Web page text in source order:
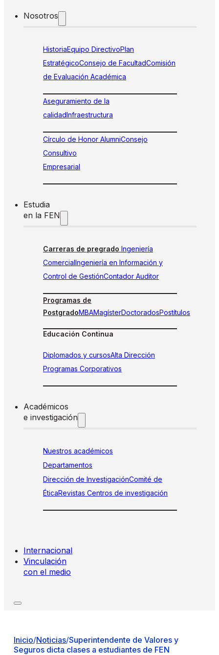
Nosotros
HistoriaEquipo DirectivoPlan
EstratégicoConsejo de FacultadComisión
de Evaluación Académica
Aseguramiento de la
calidadInfraestructura
Círculo de Honor AlumniConsejo
Consultivo
Empresarial
Estudia
en la FEN
Carreras de pregrado Ingeniería
ComercialIngeniería en Información y
Control de GestiónContador Auditor
Programas de
PostgradoMBAMagísterDoctoradosPostítulos
Educación Continua
Diplomados y cursosAlta Dirección
Programas Corporativos
Académicos
e investigación
Nuestros académicos
Departamentos
Dirección de InvestigaciónComité de
ÉticaRevistas Centros de investigación
Internacional
Vinculación
con el medio
Inicio/Noticias/Superintendente de Valores y
Seguros dicta clases a estudiantes de FEN